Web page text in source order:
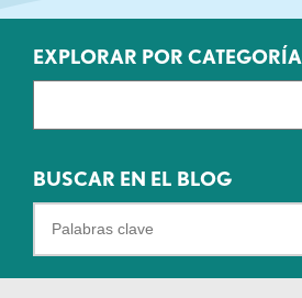
EXPLORAR POR CATEGORÍA
BUSCAR EN EL BLOG
ayudarte